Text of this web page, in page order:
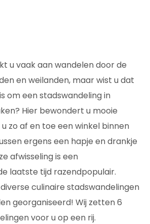
u vaak aan wandelen door de
en weilanden, maar wist u dat
om een stadswandeling in
Hier bewondert u mooie
zo af en toe een winkel binnen
ergens een hapje en drankje
afwisseling is een
laatste tijd razendpopulair.
culinaire stadswandelingen
georganiseerd! Wij zetten 6
voor u op een rij.